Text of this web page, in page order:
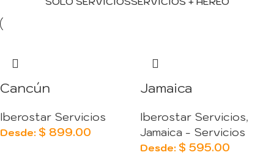
Cancún
Iberostar Servicios
Desde: $ 899.00
Jamaica
Iberostar Servicios,
Jamaica - Servicios
Desde: $ 595.00